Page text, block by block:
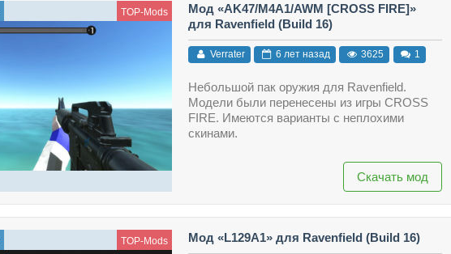
TOP-Mods
Мод «AK47/M4A1/AWM [CROSS FIRE]»
для Ravenfield (Build 16)
Verrater 6 лет назад 3625 1
Небольшой пак оружия для Ravenfield.
Модели были перенесены из игры CROSS
FIRE. Имеются варианты с неплохими
скинами.
Скачать мод
TOP-Mods Мод «L129A1» для Ravenfield (Build 16)